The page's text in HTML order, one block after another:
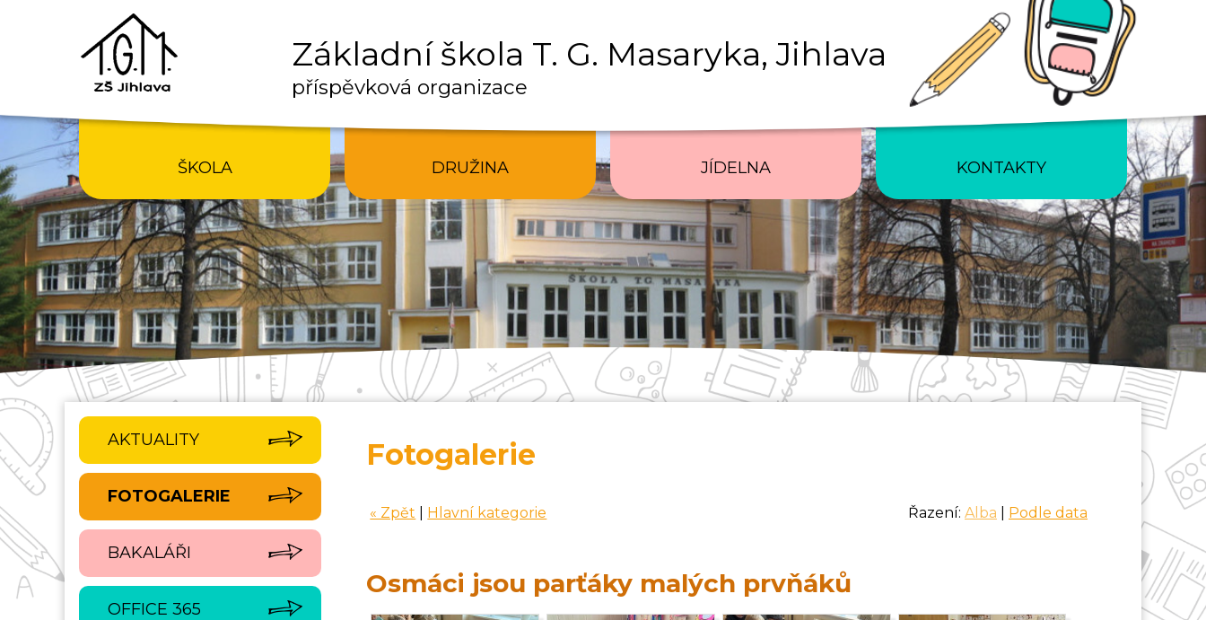
Základní škola T. G. Masaryka, Jihlava
příspěvková organizace
ŠKOLA DRUŽINA JÍDELNA KONTAKTY
Fotogalerie
Řazení: Alba Podle data
« Zpět Hlavní kategorie
Osmáci jsou parťáky malých prvňáků
AKTUALITY
FOTOGALERIE
BAKALÁŘI
OFFICE 365